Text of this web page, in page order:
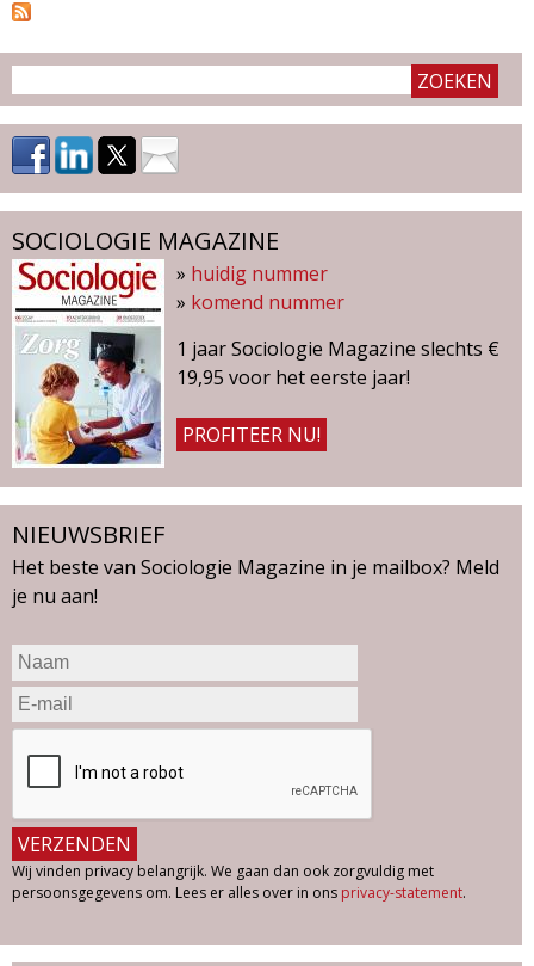
a
g
i
n
a
'
s
SOCIOLOGIE MAGAZINE
» huidig nummer
» komend nummer
1 jaar Sociologie Magazine slechts €
19,95 voor het eerste jaar!
PROFITEER NU!
NIEUWSBRIEF
Het beste van Sociologie Magazine in je mailbox? Meld
je nu aan!
Wij vinden privacy belangrijk. We gaan dan ook zorgvuldig met
persoonsgegevens om. Lees er alles over in ons privacy-statement.